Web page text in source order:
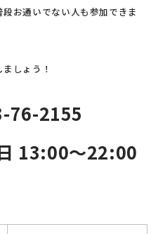
お通いでない人も参加できま
しょう！
76-2155
13:00〜22:00